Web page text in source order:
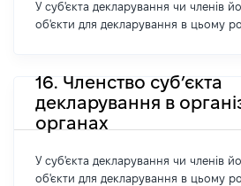
У суб'єкта декларування чи членів
об'єкти для декларування в цьому
16. Членство суб’єкта
декларування в
органах
У суб'єкта декларування чи членів
об'єкти для декларування в цьому